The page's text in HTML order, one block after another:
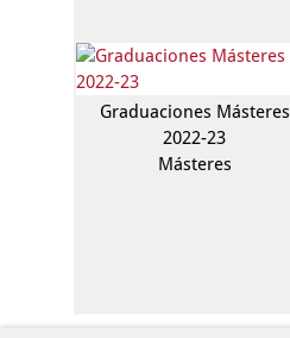
Graduaciones Másteres
2022-23
Másteres